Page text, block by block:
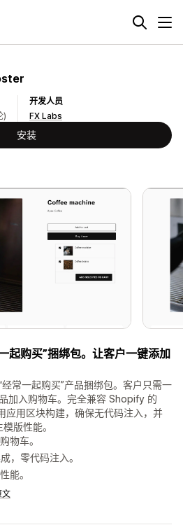
)
开发人员
FX Labs
安装
起购买”捆绑包。让客户一键添加
常一起购买”产品捆绑包。客户只需一
加入购物车。完全兼容 Shopify 的
用区块构建，确保无代码注入，并
版性能。
物车。
，零代码注入。
能。
文